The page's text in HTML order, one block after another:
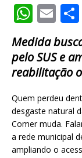
W
h
at
s
p
p
E
m
ai
l
Medida
pelo SUS e
reabilitação
Quem perdeu
desgaste natural
Comer muda.
a rede municipal
ampliando o